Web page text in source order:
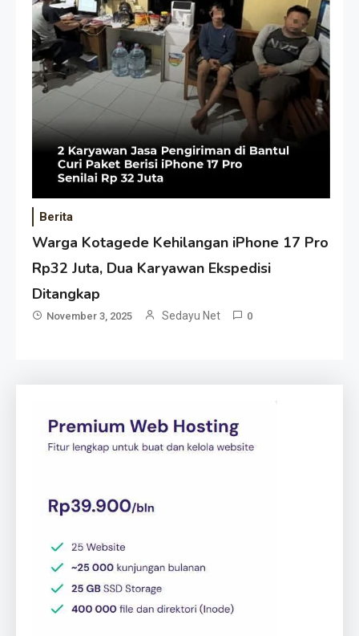
Berita
Warga Kotagede Kehilangan iPhone 17 Pro
Rp32 Juta, Dua Karyawan Ekspedisi
Ditangkap
November 3, 2025 Sedayu Net 0